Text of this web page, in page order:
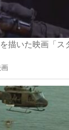
描いた映画「ス
画